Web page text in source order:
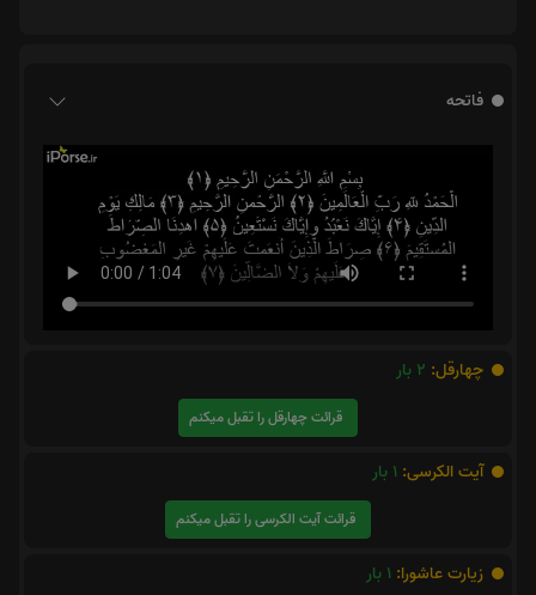
فاتحه
چهارقل: 2 بار
قرائت چهارقل را تقبل میکنم
آیت الکرسی: 1 بار
قرائت آیت الکرسی را تقبل میکنم
زیارت عاشورا: 1 بار